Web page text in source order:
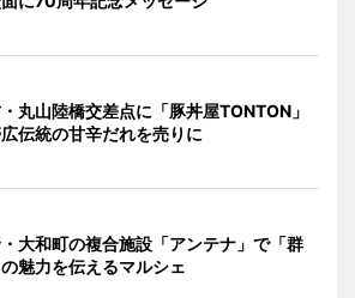
丸山陸橋交差点に「豚丼屋TONTON」
伝統の甘辛だれを売りに
大和町の複合施設「アンテナ」で「群
魅力を伝えるマルシェ